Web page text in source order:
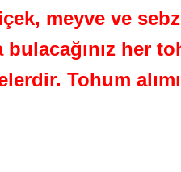
meyve ve
bulacağınız her
Tohum